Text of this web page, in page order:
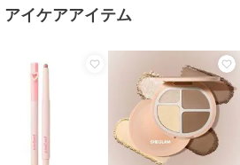
イケアアイテム